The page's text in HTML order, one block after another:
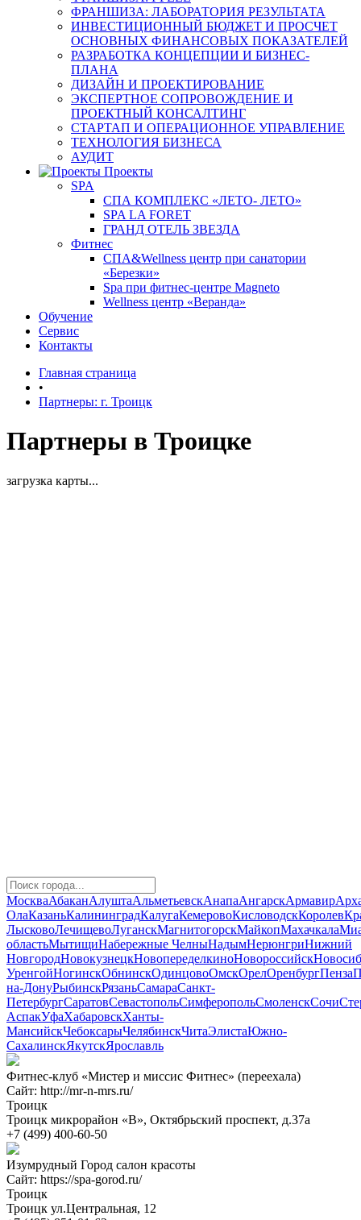
ФРАНШИЗА: ЛАБОРАТОРИЯ РЕЗУЛЬТАТА
ИНВЕСТИЦИОННЫЙ БЮДЖЕТ И ПРОСЧЕТ
ОСНОВНЫХ ФИНАНСОВЫХ ПОКАЗАТЕЛЕЙ
РАЗРАБОТКА КОНЦЕПЦИИ И БИЗНЕС-
ПЛАНА
ДИЗАЙН И ПРОЕКТИРОВАНИЕ
ЭКСПЕРТНОЕ СОПРОВОЖДЕНИЕ И
ПРОЕКТНЫЙ КОНСАЛТИНГ
СТАРТАП И ОПЕРАЦИОННОЕ УПРАВЛЕНИЕ
ТЕХНОЛОГИЯ БИЗНЕСА
АУДИТ
Проекты
SPA
СПА КОМПЛЕКС «ЛЕТО- ЛЕТО»
SPA LA FORET
ГРАНД ОТЕЛЬ ЗВЕЗДА
Фитнес
СПА&Wellness центр при санатории
«Березки»
Spa при фитнес-центре Magneto
Wellness центр «Веранда»
Обучение
Сервис
Контакты
Главная страница
•
Партнеры: г. Троицк
Партнеры в Троицке
загрузка карты...
МоскваАбаканАлуштаАльметьевскАнапаАнгарскАрмавир
ОлаКазаньКалининградКалугаКемеровоКисловодскКоролев
ЛысковоЛечищевоЛуганскМагнитогорскМайкопМахачкала
областьМытищиНабережные ЧелныНадымНерюнгриНижний
НовгородНовокузнецкНовопеределкиноНовороссийск
УренгойНогинскОбнинскОдинцовоОмскОрелОренбургПенза
на-ДонуРыбинскРязаньСамараСанкт-
ПетербургСаратовСевастопольСимферопольСмоленскСочи
АспакУфаХабаровскХанты-
МансийскЧебоксарыЧелябинскЧитаЭлистаЮжно-
СахалинскЯкутскЯрославль
Фитнес-клуб «Мистер и миссис Фитнес» (переехала)
Сайт: http://mr-n-mrs.ru/
Троицк
Троицк микрорайон «В», Октябрьский проспект, д.37а
+7 (499) 400-60-50
Изумрудный Город салон красоты
Сайт: https://spa-gorod.ru/
Троицк
Троицк ул.Центральная, 12